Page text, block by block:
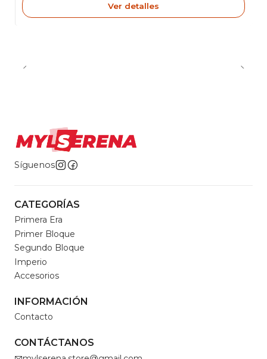
Ver detalles
Síguenos
CATEGORÍAS
Primera Era
Primer Bloque
Segundo Bloque
Imperio
Accesorios
INFORMACIÓN
Contacto
CONTÁCTANOS